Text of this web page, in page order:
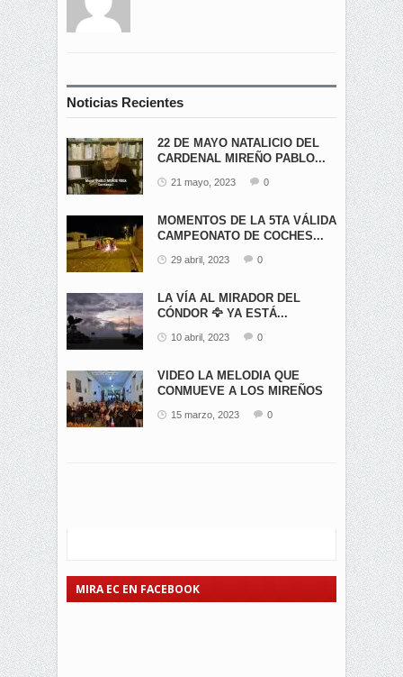
Noticias Recientes
22 DE MAYO NATALICIO DEL
CARDENAL MIREÑO PABLO...
21 mayo, 2023 0
MOMENTOS DE LA 5TA VÁLIDA
CAMPEONATO DE COCHES...
29 abril, 2023 0
LA VÍA AL MIRADOR DEL
CÓNDOR 🦅 YA ESTÁ...
10 abril, 2023 0
VIDEO LA MELODIA QUE
CONMUEVE A LOS MIREÑOS
15 marzo, 2023 0
MIRA EC EN FACEBOOK